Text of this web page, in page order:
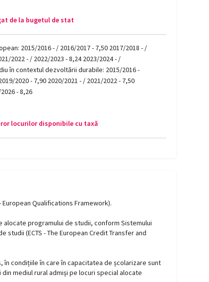
de la bugetul de stat
2015/2016 - / 2016/2017 - 7,50 2017/2018 - /
2022 - / 2022/2023 - 8,24 2023/2024 - /
în contextul dezvoltării durabile: 2015/2016 -
2020 - 7,90 2020/2021 - / 2021/2022 - 7,50
- 8,26
locurilor disponibile cu taxă
European Qualifications Framework).
programului de studii, conform Sistemului
(ECTS - The European Credit Transfer and
condițiile în care în capacitatea de școlarizare sunt
mediul rural admiși pe locuri special alocate